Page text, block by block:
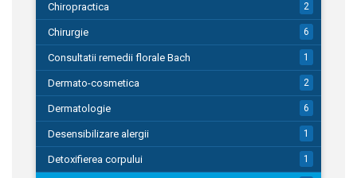
Chiropractica 2
Chirurgie 6
Consultatii remedii florale Bach 1
Dermato-cosmetica 2
Dermatologie 6
Desensibilizare alergii 1
Detoxifierea corpului 1